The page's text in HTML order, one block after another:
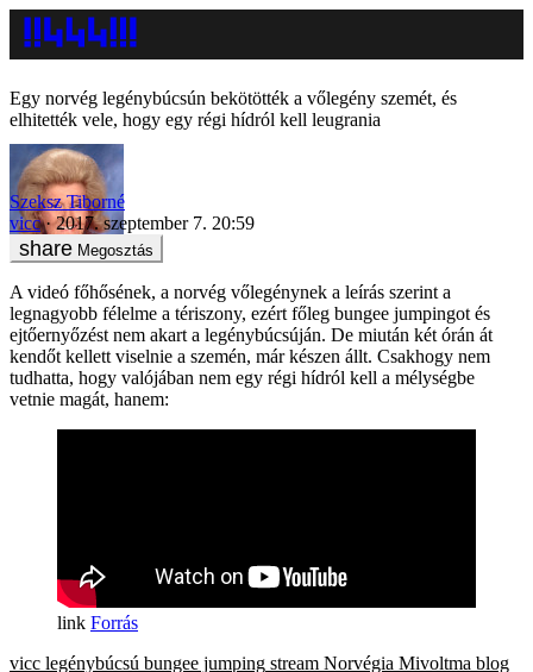
Egy norvég legénybúcsún bekötötték a vőlegény szemét, és
elhitették vele, hogy egy régi hídról kell leugrania
Szeksz Tiborné
vicc
2017. szeptember 7. 20:59
Megosztás
A videó főhősének, a norvég vőlegénynek a leírás szerint a
legnagyobb félelme a tériszony, ezért főleg bungee jumpingot és
ejtőernyőzést nem akart a legénybúcsúján. De miután két órán át
kendőt kellett viselnie a szemén, már készen állt. Csakhogy nem
tudhatta, hogy valójában nem egy régi hídról kell a mélységbe
vetnie magát, hanem:
Forrás
vicc legénybúcsú bungee jumping stream Norvégia Mivoltma blog